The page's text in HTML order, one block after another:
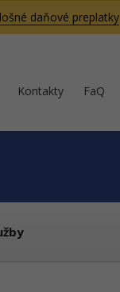
daňové preplatky
Kontakty FaQ